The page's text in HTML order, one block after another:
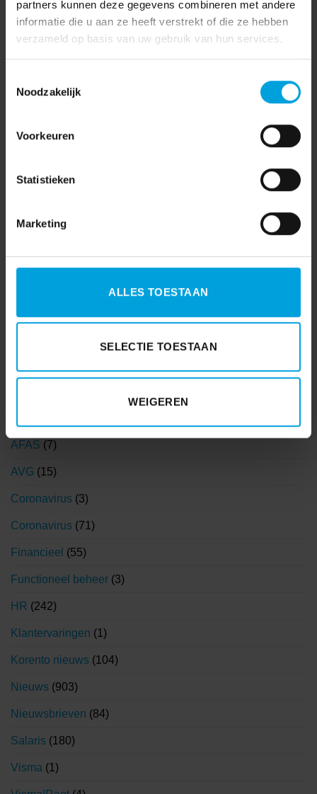
partners kunnen deze gegevens combineren met andere
informatie die u aan ze heeft verstrekt of die ze hebben
verzameld op basis van uw gebruik van hun services.
Noodzakelijk
Voorkeuren
Statistieken
Marketing
ALLES TOESTAAN
SELECTIE TOESTAAN
WEIGEREN
AFAS (7)
AVG (15)
Coronavirus (3)
Coronavirus (71)
Financieel (55)
Functioneel beheer (3)
HR (242)
Klantervaringen (1)
Korento nieuws (104)
Nieuws (903)
Nieuwsbrieven (84)
Salaris (180)
Visma (1)